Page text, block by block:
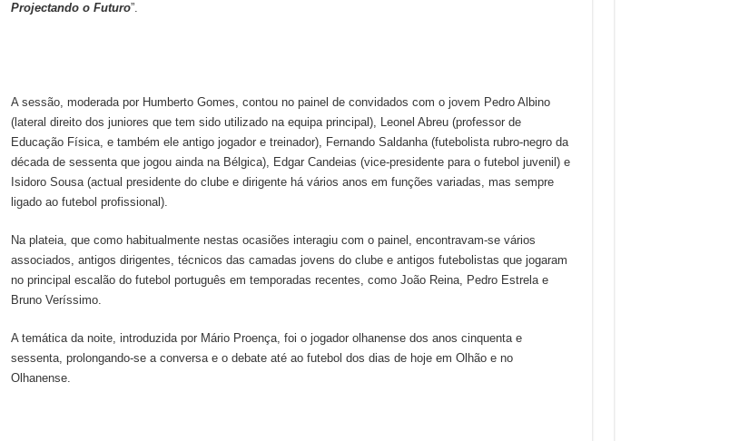
Projectando o Futuro”.
A sessão, moderada por Humberto Gomes, contou no painel de convidados com o jovem Pedro Albino
(lateral direito dos juniores que tem sido utilizado na equipa principal), Leonel Abreu (professor de
Educação Física, e também ele antigo jogador e treinador), Fernando Saldanha (futebolista rubro-negro da
década de sessenta que jogou ainda na Bélgica), Edgar Candeias (vice-presidente para o futebol juvenil) e
Isidoro Sousa (actual presidente do clube e dirigente há vários anos em funções variadas, mas sempre
ligado ao futebol profissional).
Na plateia, que como habitualmente nestas ocasiões interagiu com o painel, encontravam-se vários
associados, antigos dirigentes, técnicos das camadas jovens do clube e antigos futebolistas que jogaram
no principal escalão do futebol português em temporadas recentes, como João Reina, Pedro Estrela e
Bruno Veríssimo.
A temática da noite, introduzida por Mário Proença, foi o jogador olhanense dos anos cinquenta e
sessenta, prolongando-se a conversa e o debate até ao futebol dos dias de hoje em Olhão e no
Olhanense.